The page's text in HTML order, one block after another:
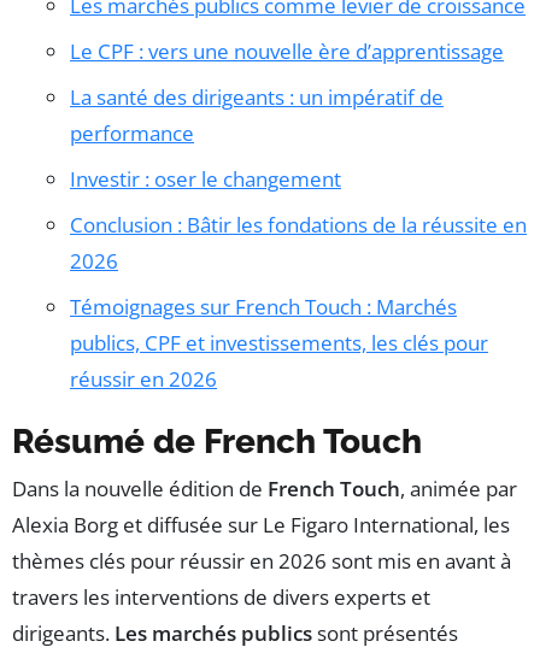
Le CPF : vers une nouvelle ère d’apprentissage
La santé des dirigeants : un impératif de
performance
Investir : oser le changement
Conclusion : Bâtir les fondations de la réussite en
2026
Témoignages sur French Touch : Marchés
publics, CPF et investissements, les clés pour
réussir en 2026
Résumé de French Touch
Dans la nouvelle édition de French Touch, animée par
Alexia Borg et diffusée sur Le Figaro International, les
thèmes clés pour réussir en 2026 sont mis en avant à
travers les interventions de divers experts et
dirigeants. Les marchés publicssont présentés